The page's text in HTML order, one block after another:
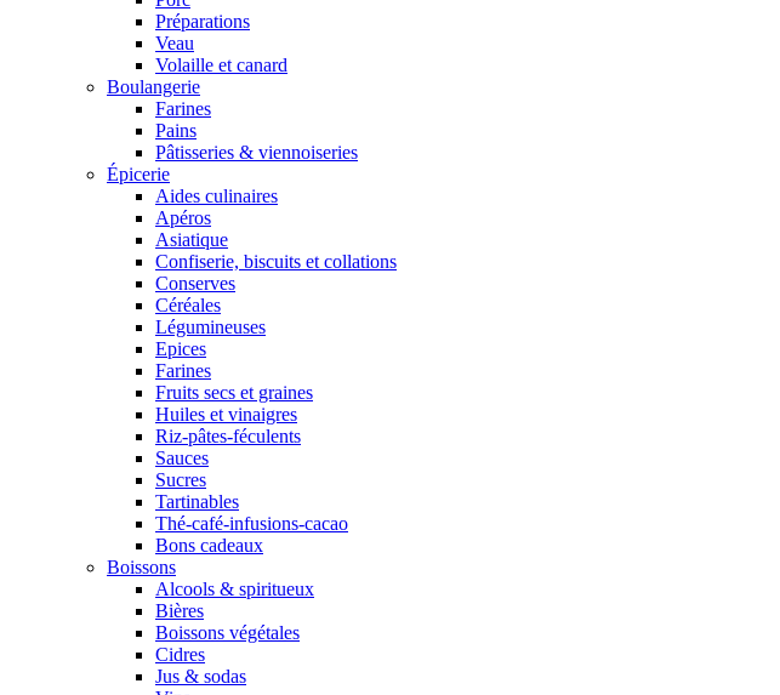
Préparations
Veau
Volaille et canard
Boulangerie
Farines
Pains
Pâtisseries & viennoiseries
Épicerie
Aides culinaires
Apéros
Asiatique
Confiserie, biscuits et collations
Conserves
Céréales
Légumineuses
Epices
Farines
Fruits secs et graines
Huiles et vinaigres
Riz-pâtes-féculents
Sauces
Sucres
Tartinables
Thé-café-infusions-cacao
Bons cadeaux
Boissons
Alcools & spiritueux
Bières
Boissons végétales
Cidres
Jus & sodas